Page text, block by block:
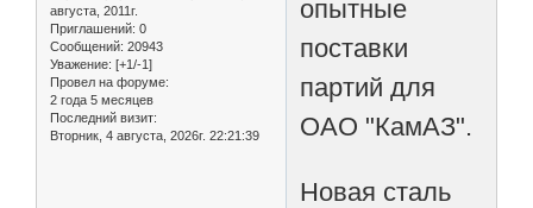
августа, 2011г.
Приглашений: 0
Сообщений: 20943
Уважение: [+1/-1]
Провел на форуме:
2 года 5 месяцев
Последний визит:
Вторник, 4 августа, 2026г. 22:21:39
опытные
поставки
партий для
ОАО "КамАЗ".
Новая сталь